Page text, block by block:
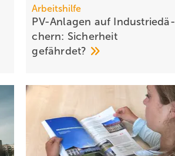
Arbeitshilfe
PV-Anlagen auf In­dus­trie­dä­
chern: Si­cher­heit
ge­fähr­det?